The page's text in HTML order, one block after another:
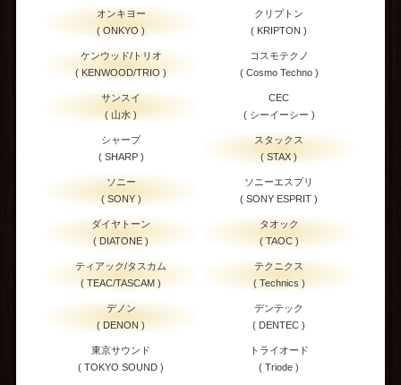
オンキヨー
( ONKYO )
クリプトン
( KRIPTON )
ケンウッド/トリオ
( KENWOOD/TRIO )
コスモテクノ
( Cosmo Techno )
サンスイ
( 山水 )
CEC
( シーイーシー )
シャープ
( SHARP )
スタックス
( STAX )
ソニー
( SONY )
ソニーエスプリ
( SONY ESPRIT )
ダイヤトーン
( DIATONE )
タオック
( TAOC )
ティアック/タスカム
( TEAC/TASCAM )
テクニクス
( Technics )
デノン
( DENON )
デンテック
( DENTEC )
東京サウンド
( TOKYO SOUND )
トライオード
( Triode )